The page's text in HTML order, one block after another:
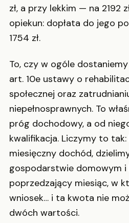
zł, a przy lekkim — na 2192
opiekun: dopłata do jego
1754 zł.
To, czy w ogóle
art. 10e ustawy o
społecznej oraz
niepełnosprawnych. To
próg dochodowy, a od
kwalifikacja. Liczymy to
miesięczny dochód,
gospodarstwie domowym i
poprzedzający miesiąc, w
wniosek… i ta kwota nie
dwóch wartości.